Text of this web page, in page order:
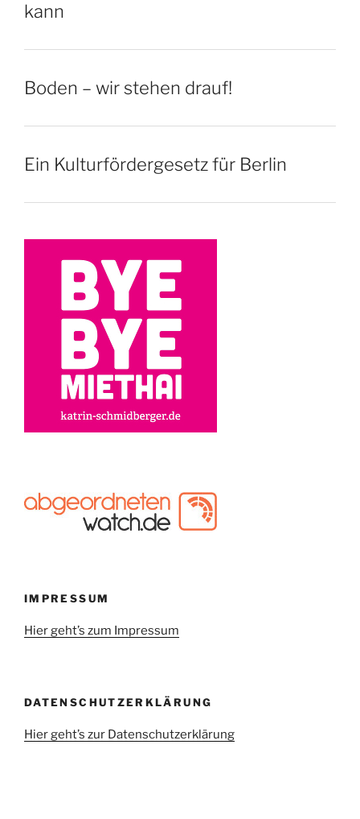
kann
Boden – wir stehen drauf!
Ein Kulturfördergesetz für Berlin
IMPRESSUM
Hier geht’s zum Impressum
DATENSCHUTZERKLÄRUNG
Hier geht’s zur Datenschutzerklärung